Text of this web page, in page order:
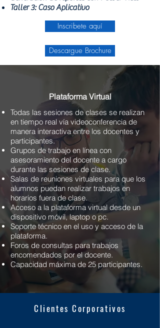
Taller 3: Caso Aplicativo
Inscribete aquí
Descargue Brochure
Plataforma Virtual
Todas las sesiones de clases se realizan
en tiempo real vía videoconferencia de
manera interactiva entre los docentes y
participantes.
Grupos de trabajo en línea con
asesoramiento del docente a cargo
durante las sesiones de clase.
Salas de reuniones virtuales para que los
alumnos puedan realizar trabajos en
horarios fuera de clase.
Acceso a la plataforma virtual desde un
dispositivo móvil, laptop o pc.
Soporte técnico en el uso y acceso de la
plataforma.
Foros de consultas para trabajos
encomendados por el docente.
Capacidad máxima de 25 participantes.
Clientes Corporativos